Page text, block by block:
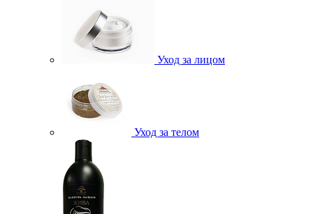
Уход за лицом
Уход за телом